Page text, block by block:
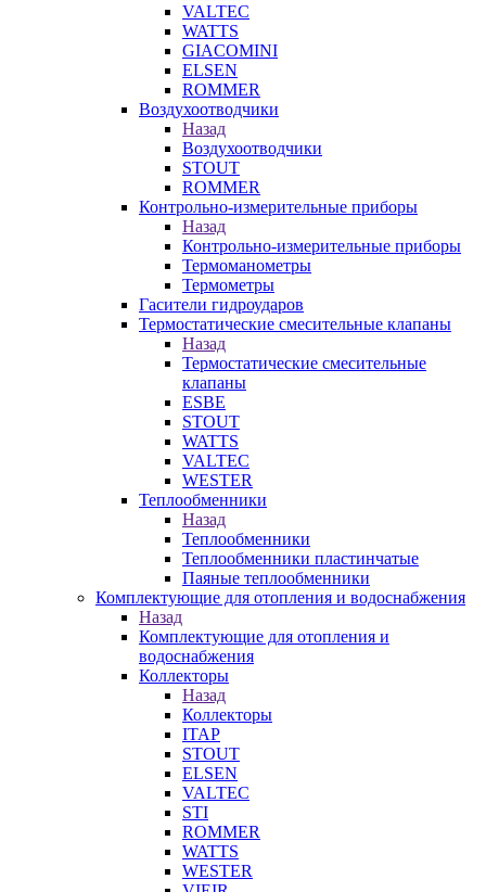
VALTEC
WATTS
GIACOMINI
ELSEN
ROMMER
Воздухоотводчики
Назад
Воздухоотводчики
STOUT
ROMMER
Контрольно-измерительные приборы
Назад
Контрольно-измерительные приборы
Термоманометры
Термометры
Гасители гидроударов
Термостатические смесительные клапаны
Назад
Термостатические смесительные
клапаны
ESBE
STOUT
WATTS
VALTEC
WESTER
Теплообменники
Назад
Теплообменники
Теплообменники пластинчатые
Паяные теплообменники
Комплектующие для отопления и водоснабжения
Назад
Комплектующие для отопления и
водоснабжения
Коллекторы
Назад
Коллекторы
ITAP
STOUT
ELSEN
VALTEC
STI
ROMMER
WATTS
WESTER